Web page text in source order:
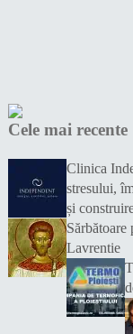
Cele mai recente
Clinica
stresului,
și
Sărbătoare
Lavrentie